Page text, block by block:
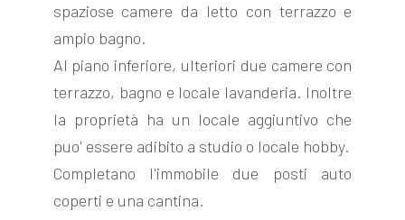
spaziose camere da letto con terrazzo e
ampio bagno.
Al piano inferiore, ulteriori due camere con
terrazzo, bagno e locale lavanderia. Inoltre
la proprietà ha un locale aggiuntivo che
puo' essere adibito a studio o locale hobby.
Completano l'immobile due posti auto
coperti e una cantina.